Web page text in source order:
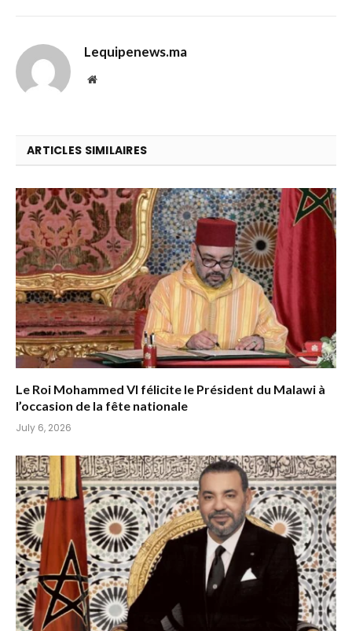
Lequipenews.ma
Website
ARTICLES SIMILAIRES
Le Roi Mohammed VI félicite le Président du Malawi à
l’occasion de la fête nationale
July 6, 2026